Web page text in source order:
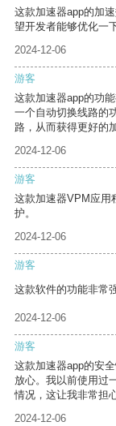
这款加速器app的加
望开发者能够优化一下
2024-12-06
游客
这款加速器app的功
一个自动切换线路的
路，从而获得更好的
2024-12-06
游客
这款加速器VPM应用
护。
2024-12-06
游客
这款软件的功能非常
2024-12-06
游客
这款加速器app的安
放心。我以前使用过
情况，这让我非常担心
2024-12-06